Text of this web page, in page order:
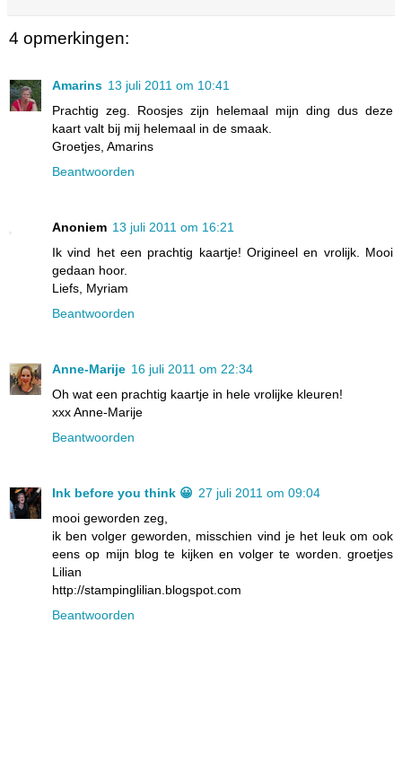
4 opmerkingen:
Amarins 13 juli 2011 om 10:41
Prachtig zeg. Roosjes zijn helemaal mijn ding dus deze
kaart valt bij mij helemaal in de smaak.
Groetjes, Amarins
Beantwoorden
Anoniem 13 juli 2011 om 16:21
Ik vind het een prachtig kaartje! Origineel en vrolijk. Mooi
gedaan hoor.
Liefs, Myriam
Beantwoorden
Anne-Marije 16 juli 2011 om 22:34
Oh wat een prachtig kaartje in hele vrolijke kleuren!
xxx Anne-Marije
Beantwoorden
Ink before you think 😀 27 juli 2011 om 09:04
mooi geworden zeg,
ik ben volger geworden, misschien vind je het leuk om ook
eens op mijn blog te kijken en volger te worden. groetjes
Lilian
http://stampinglilian.blogspot.com
Beantwoorden